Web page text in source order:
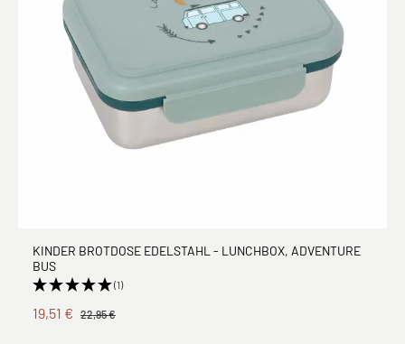
KINDER BROTDOSE EDELSTAHL - LUNCHBOX, ADVENTURE
BUS
(1)
19,51 € 22,95 €